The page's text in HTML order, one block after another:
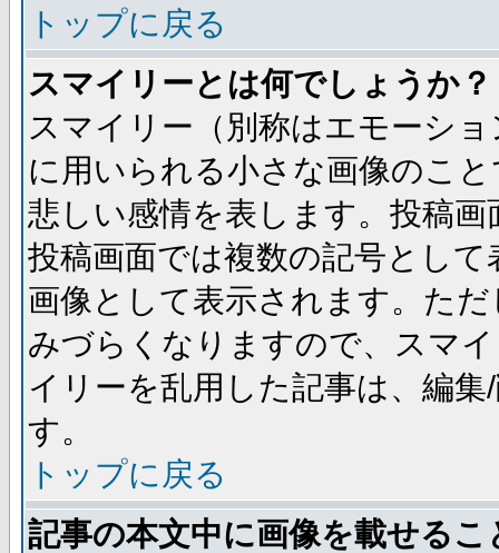
トップに戻る
スマイリーとは何でしょうか？
スマイリー（別称はエモーシ
に用いられる小さな画像のこ
悲しい感情を表します。投稿
投稿画面では複数の記号とし
画像として表示されます。た
みづらくなりますので、スマ
イリーを乱用した記事は、編
す。
トップに戻る
記事の本文中に画像を載せる